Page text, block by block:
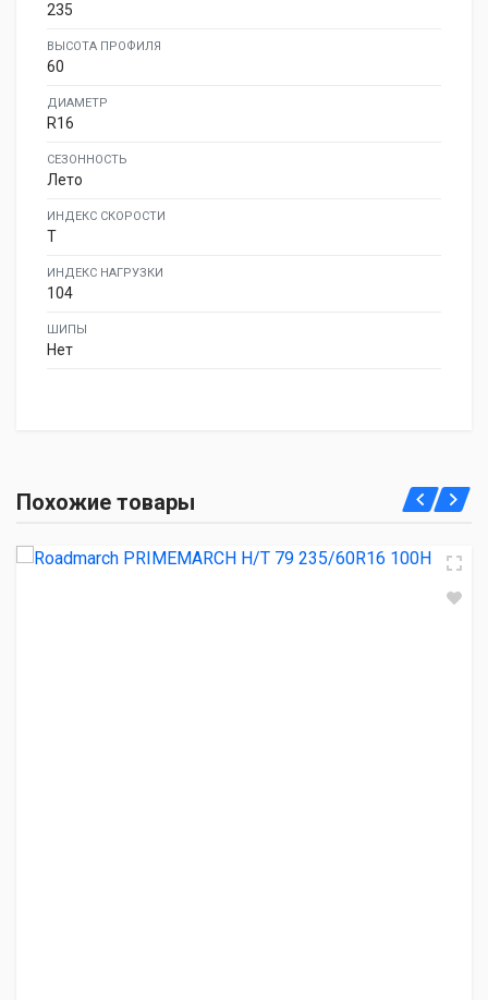
235
ВЫСОТА ПРОФИЛЯ
60
ДИАМЕТР
R16
СЕЗОННОСТЬ
Лето
ИНДЕКС СКОРОСТИ
T
ИНДЕКС НАГРУЗКИ
104
ШИПЫ
Нет
Похожие товары